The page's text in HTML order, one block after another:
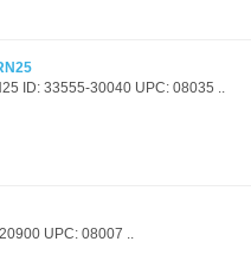
ID: 33555-30040 UPC: 08035 ..
UPC: 08007 ..